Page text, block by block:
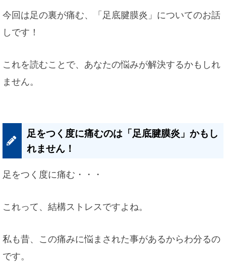
今回は足の裏が痛む、「足底腱膜炎」についてのお話
しです！
これを読むことで、あなたの悩みが解決するかもしれ
ません。
足をつく度に痛むのは「足底腱膜炎」かもし
れません！
足をつく度に痛む・・・
これって、結構ストレスですよね。
私も昔、この痛みに悩まされた事があるからわ分るの
です。